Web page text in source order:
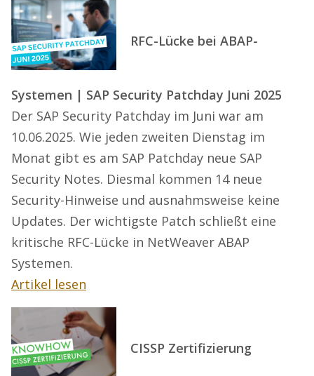
RFC-Lücke bei ABAP-
Systemen | SAP Security Patchday Juni 2025
Der SAP Security Patchday im Juni war am
10.06.2025. Wie jeden zweiten Dienstag im
Monat gibt es am SAP Patchday neue SAP
Security Notes. Diesmal kommen 14 neue
Security-Hinweise und ausnahmsweise keine
Updates. Der wichtigste Patch schließt eine
kritische RFC-Lücke in NetWeaver ABAP
Systemen.
Artikel lesen
CISSP Zertifizierung